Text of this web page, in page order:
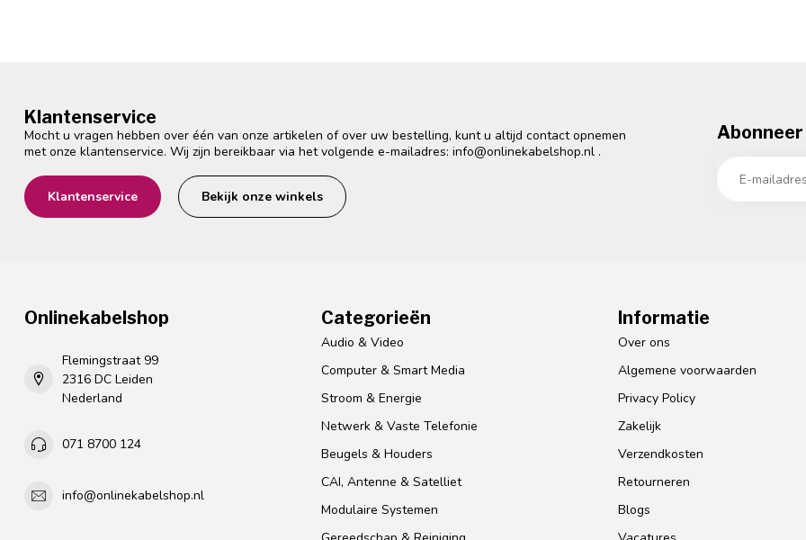
Klantenservice
Mocht u vragen hebben over één van onze artikelen of over uw bestelling, kunt u altijd contact opnemen
met onze klantenservice. Wij zijn bereikbaar via het volgende e-mailadres: info@onlinekabelshop.nl .
Klantenservice Bekijk onze winkels
Onlinekabelshop
Flemingstraat 99
2316 DC Leiden
Nederland
071 8700 124
info@onlinekabelshop.nl
Categorieën
Audio & Video
Computer & Smart Media
Stroom & Energie
Netwerk & Vaste Telefonie
Beugels & Houders
CAI, Antenne & Satelliet
Modulaire Systemen
Informatie
Over ons
Algemene voorwaarden
Privacy Policy
Zakelijk
Verzendkosten
Retourneren
Blogs